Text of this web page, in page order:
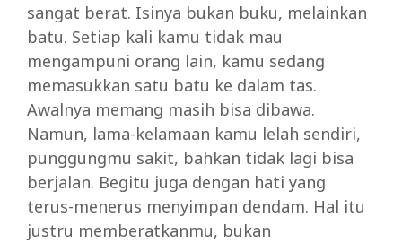
sangat berat. Isinya bukan buku, melainkan
batu. Setiap kali kamu tidak mau
mengampuni orang lain, kamu sedang
memasukkan satu batu ke dalam tas.
Awalnya memang masih bisa dibawa.
Namun, lama-kelamaan kamu lelah sendiri,
punggungmu sakit, bahkan tidak lagi bisa
berjalan. Begitu juga dengan hati yang
terus-menerus menyimpan dendam. Hal itu
justru memberatkanmu, bukan